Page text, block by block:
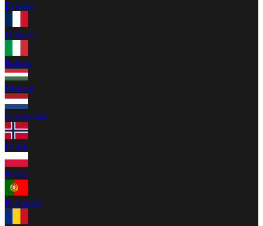
Español
Français
Italiano
Magyar
Nederlands
Norsk
Polski
Português